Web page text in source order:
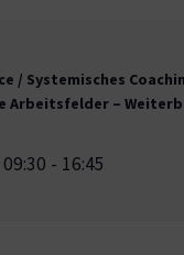
/ Systemisches
Arbeitsfelder –
- 16:45